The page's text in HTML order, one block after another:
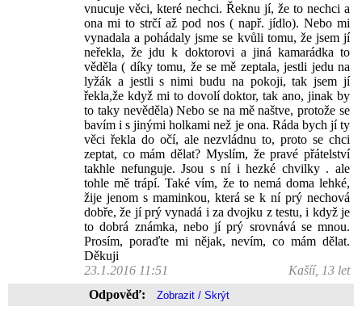
vnucuje věci, které nechci. Řeknu jí, že to nechci a
ona mi to strčí až pod nos ( např. jídlo). Nebo mi
vynadala a pohádaly jsme se kvůli tomu, že jsem jí
neřekla, že jdu k doktorovi a jiná kamarádka to
věděla ( díky tomu, že se mě zeptala, jestli jedu na
lyžák a jestli s nimi budu na pokoji, tak jsem jí
řekla,že když mi to dovolí doktor, tak ano, jinak by
to taky nevěděla) Nebo se na mě naštve, protože se
bavím i s jinými holkami než je ona. Ráda bych jí ty
věci řekla do očí, ale nezvládnu to, proto se chci
zeptat, co mám dělat? Myslím, že pravé přátelství
takhle nefunguje. Jsou s ní i hezké chvilky . ale
tohle mě trápí. Také vím, že to nemá doma lehké,
žije jenom s maminkou, která se k ní prý nechová
dobře, že jí prý vynadá i za dvojku z testu, i když je
to dobrá známka, nebo jí prý srovnává se mnou.
Prosím, poraďte mi nějak, nevím, co mám dělat.
Děkuji
23.1.2016 11:51
Kašíí, 13 let
Odpověď: